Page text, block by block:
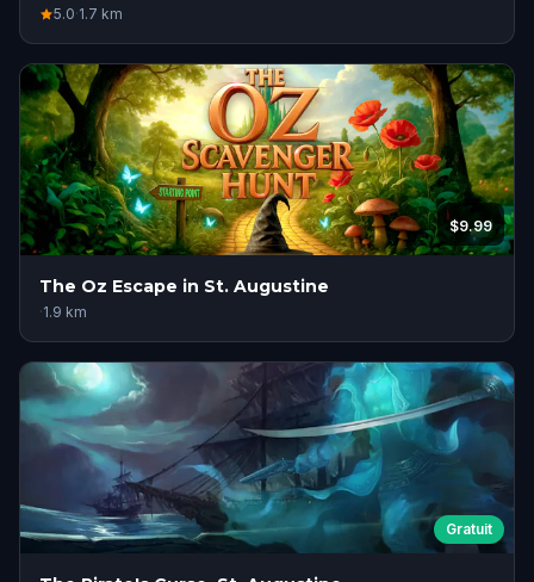
5.0·1.7 km
$9.99
The Oz Escape in St. Augustine
·1.9 km
Gratuit